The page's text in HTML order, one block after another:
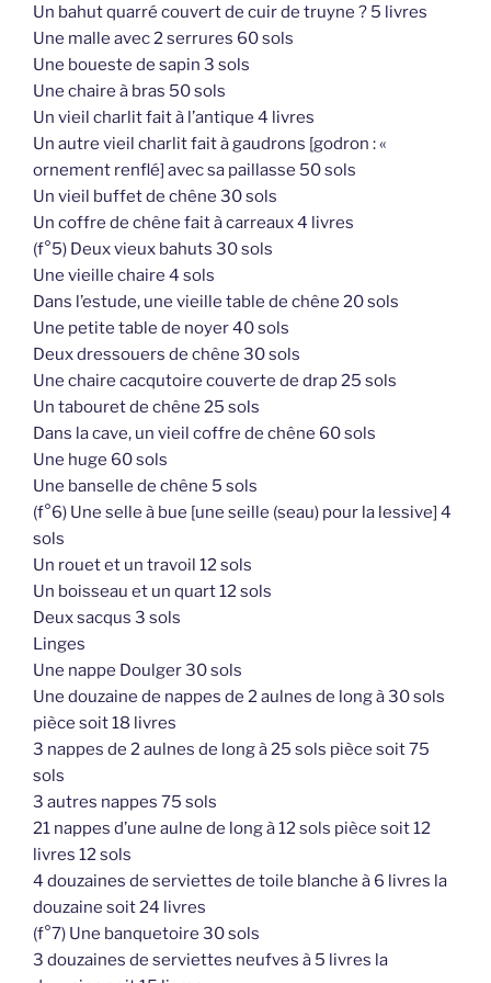
Un bahut quarré couvert de cuir de truyne ? 5 livres
Une malle avec 2 serrures 60 sols
Une boueste de sapin 3 sols
Une chaire à bras 50 sols
Un vieil charlit fait à l’antique 4 livres
Un autre vieil charlit fait à gaudrons [godron : «
ornement renflé] avec sa paillasse 50 sols
Un vieil buffet de chêne 30 sols
Un coffre de chêne fait à carreaux 4 livres
(f°5) Deux vieux bahuts 30 sols
Une vieille chaire 4 sols
Dans l’estude, une vieille table de chêne 20 sols
Une petite table de noyer 40 sols
Deux dressouers de chêne 30 sols
Une chaire cacqutoire couverte de drap 25 sols
Un tabouret de chêne 25 sols
Dans la cave, un vieil coffre de chêne 60 sols
Une huge 60 sols
Une banselle de chêne 5 sols
(f°6) Une selle à bue [une seille (seau) pour la lessive] 4
sols
Un rouet et un travoil 12 sols
Un boisseau et un quart 12 sols
Deux sacqus 3 sols
Linges
Une nappe Doulger 30 sols
Une douzaine de nappes de 2 aulnes de long à 30 sols
pièce soit 18 livres
3 nappes de 2 aulnes de long à 25 sols pièce soit 75
sols
3 autres nappes 75 sols
21 nappes d’une aulne de long à 12 sols pièce soit 12
livres 12 sols
4 douzaines de serviettes de toile blanche à 6 livres la
douzaine soit 24 livres
(f°7) Une banquetoire 30 sols
3 douzaines de serviettes neufves à 5 livres la